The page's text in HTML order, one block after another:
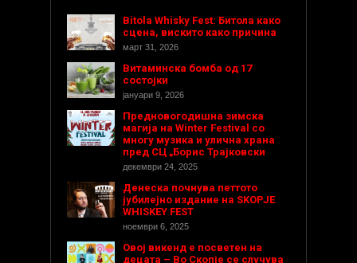
Bitola Whisky Fest: Битола како
сцена, вискито како причина
март 31, 2026
Витаминска бомба од 17
состојки
јануари 9, 2026
Предновогодишнa зимска
магија на Winter Festival со
многу музика и улична храна
пред СЦ „Борис Трајковски
декември 24, 2025
Денеска почнува петтото
јубилејно издание на SKOPJE
WHISKEY FEST
ноември 6, 2025
Овој викенд е посветен на
децата – Во Скопје се случува